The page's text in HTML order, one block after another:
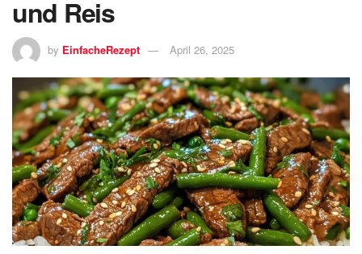
und Reis
by EinfacheRezept April 26, 2025